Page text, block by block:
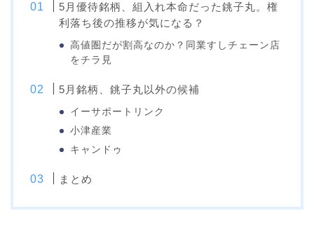
5月優待銘柄、組入れ本命だった銚子丸。権
利落ち後の推移が気になる？
高値圏だが割高なのか？同業すしチェーン店
をチラ見
5月銘柄、銚子丸以外の候補
イーサポートリンク
小津産業
キャンドゥ
まとめ